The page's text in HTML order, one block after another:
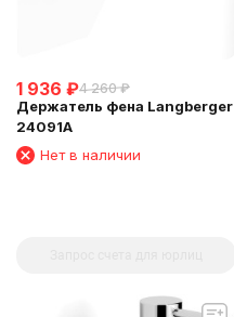
1 936 ₽4 260 ₽
Держатель фена Langberger
24091A
Нет в наличии